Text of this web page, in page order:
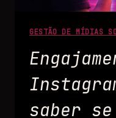
GESTÃO DE MÍDIAS
saber